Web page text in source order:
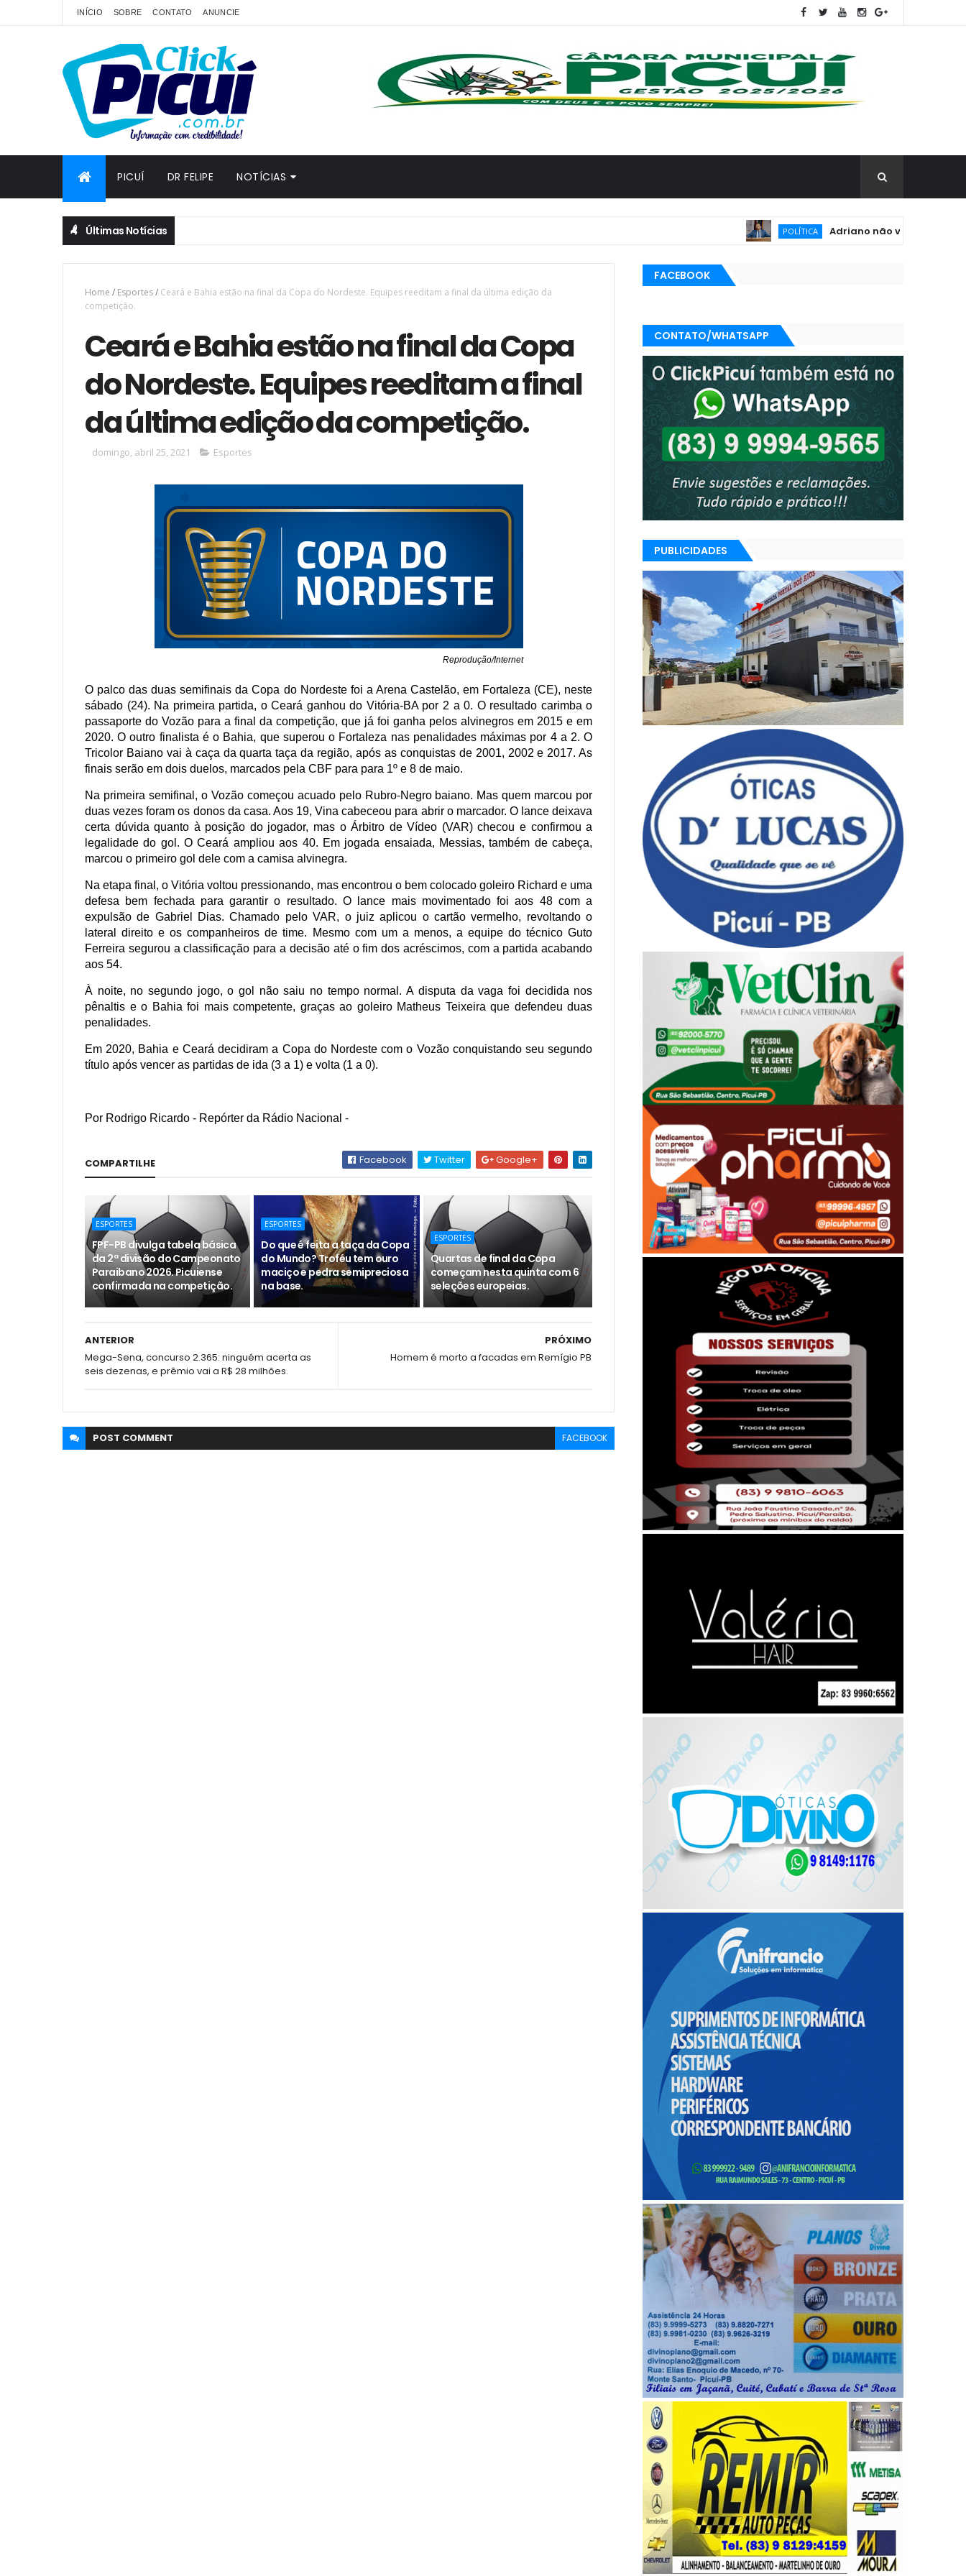
INÍCIO SOBRE CONTATO ANUNCIE
PICUÍ DR FELIPE NOTÍCIAS
Últimas Notícias POLÍTICA Adriano não vai à convenção de
Home / Esportes/ Ceará e Bahia estão na final da Copa do Nordeste. Equipes reeditam a final da última edição da
competição.
Ceará e Bahia estão na final da Copa
do Nordeste. Equipes reeditam a final
da última edição da competição.
domingo, abril 25, 2021 Esportes
Reprodução/Internet
O palco das duas semifinais da Copa do Nordeste foi a Arena Castelão, em Fortaleza (CE), neste
sábado (24). Na primeira partida, o Ceará ganhou do Vitória-BA por 2 a 0. O resultado carimba o
passaporte do Vozão para a final da competição, que já foi ganha pelos alvinegros em 2015 e em
2020. O outro finalista é o Bahia, que superou o Fortaleza nas penalidades máximas por 4 a 2. O
Tricolor Baiano vai à caça da quarta taça da região, após as conquistas de 2001, 2002 e 2017. As
finais serão em dois duelos, marcados pela CBF para para 1º e 8 de maio.
Na primeira semifinal, o Vozão começou acuado pelo Rubro-Negro baiano. Mas quem marcou por
duas vezes foram os donos da casa. Aos 19, Vina cabeceou para abrir o marcador. O lance deixava
certa dúvida quanto à posição do jogador, mas o Árbitro de Vídeo (VAR) checou e confirmou a
legalidade do gol. O Ceará ampliou aos 40. Em jogada ensaiada, Messias, também de cabeça,
marcou o primeiro gol dele com a camisa alvinegra.
Na etapa final, o Vitória voltou pressionando, mas encontrou o bem colocado goleiro Richard e uma
defesa bem fechada para garantir o resultado. O lance mais movimentado foi aos 48 com a
expulsão de Gabriel Dias. Chamado pelo VAR, o juiz aplicou o cartão vermelho, revoltando o
lateral direito e os companheiros de time. Mesmo com um a menos, a equipe do técnico Guto
Ferreira segurou a classificação para a decisão até o fim dos acréscimos, com a partida acabando
aos 54.
À noite, no segundo jogo, o gol não saiu no tempo normal. A disputa da vaga foi decidida nos
pênaltis e o Bahia foi mais competente, graças ao goleiro Matheus Teixeira que defendeu duas
penalidades.
Em 2020, Bahia e Ceará decidiram a Copa do Nordeste com o Vozão conquistando seu segundo
título após vencer as partidas de ida (3 a 1) e volta (1 a 0).
Por Rodrigo Ricardo - Repórter da Rádio Nacional -
COMPARTILHE Facebook Twitter Google+
ESPORTES
FPF-PB divulga tabela básica
da 2ª divisão do Campeonato
Paraibano 2026. Picuiense
confirmada na competição.
ESPORTES
Do que é feita a taça da Copa
do Mundo? Troféu tem ouro
maciço e pedra semipreciosa
na base.
ESPORTES
Quartas de final da Copa
começam nesta quinta com 6
seleções europeias.
PRÓXIMO
Homem é morto a facadas em Remígio PB
ANTERIOR
Mega-Sena, concurso 2.365: ninguém acerta as
seis dezenas, e prêmio vai a R$ 28 milhões.
POST COMMENT FACEBOOK
FACEBOOK
CONTATO/WHATSAPP
PUBLICIDADES